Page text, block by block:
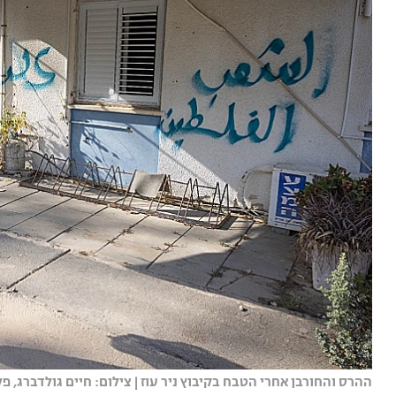
ההרס והחורבן אחרי הטבח בקיבוץ ניר עוז | צילום: חיים גולדברג,